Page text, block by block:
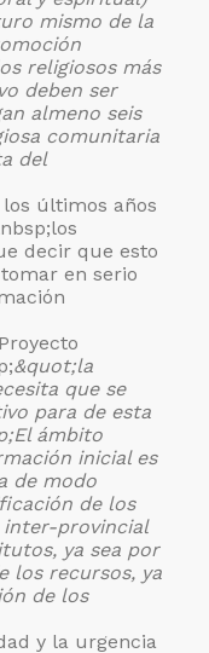
mismo de la
religiosos más
deben ser
almeno seis
comunitaria
del
últimos años
decir que esto
en serio
&quot;la
que se
para de esta
El ámbito
inicial es
de modo
de los
inter-provincial
ya sea por
los recursos, ya
de los
y la urgencia